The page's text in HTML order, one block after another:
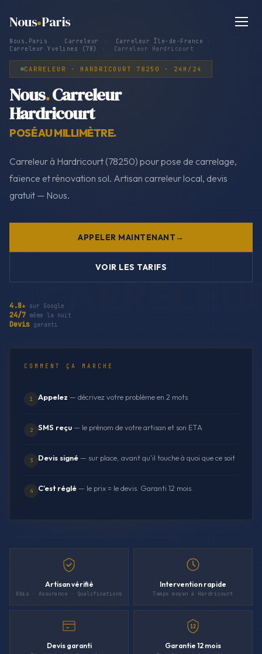
Nous Paris
Nous.Paris Carreleur Carreleur Île-de-France
Carreleur Yvelines (78)
Carreleur Hardricourt
CARRELEUR · HARDRICOURT 78250 · 24H/24
Nous.Carreleur
Hardricourt
POSÉ AU MILLIMÈTRE.
Carreleur à Hardricourt (78250) pour pose de carrelage,
faïence et rénovation sol. Artisan carreleur local, devis
gratuit — Nous.
APPELER MAINTENANT
VOIR LES TARIFS
4.8★ sur Google
24/7 même la nuit
Devis garanti
COMMENT ÇA MARCHE
1 Appelez — décrivez votre problème en 2 mots
2 SMS reçu — le prénom de votre artisan et son ETA
3 Devis signé — sur place, avant qu'il touche à quoi que ce soit
4 C'est réglé — le prix = le devis. Garanti 12 mois.
Artisan vérifié
Kbis · Assurance · Qualifications
Intervention rapide
Temps moyen à Hardricourt
Devis garanti
12
Garantie 12 mois